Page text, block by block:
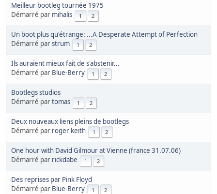
Meilleur bootleg tournée 1975
Démarré par mihalis 1 2
Un boot plus qu'étrange: ...A Desperate Attempt of Perfection
Démarré parstrum 1 2
Ils auraient mieux fait de s'abstenir...
Démarré par Blue-Berry 1 2
Bootlegs studios
Démarré partomas 1 2
Deux nouveaux liens pleins de bootlegs
Démarré par roger keith 1 2
One hour with David Gilmour at Vienne (france 31.07.06)
Démarré par rickdabe 1 2
Des reprises par Pink Floyd
Démarré par Blue-Berry 1 2